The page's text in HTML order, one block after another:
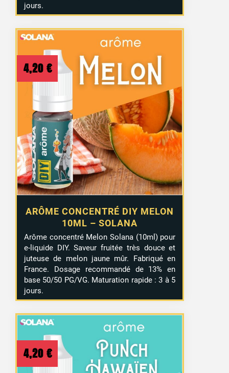
jours.
ARÔME CONCENTRÉ DIY MELON
10ML – SOLANA
4,20 €
Arôme concentré Melon Solana (10ml) pour
e-liquide DIY. Saveur fruitée très douce et
juteuse de melon jaune mûr. Fabriqué en
France. Dosage recommandé de 13% en
base 50/50 PG/VG. Maturation rapide : 3 à 5
jours.
4,20 €